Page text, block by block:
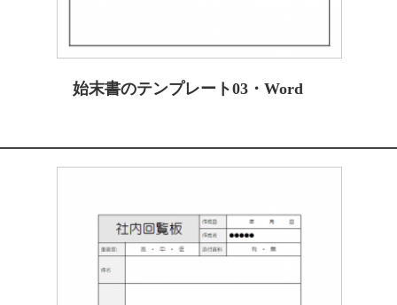
始末書のテンプレート03・Word